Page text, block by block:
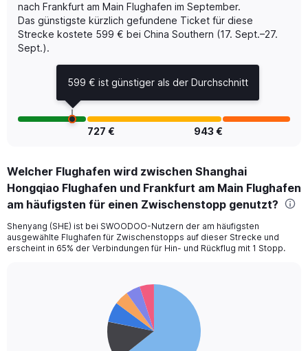
values.
Range:
0
to
1200.
nach Frankfurt am Main Flughafen im September.
Das günstigste kürzlich gefundene Ticket für diese
Strecke kostete 599 € bei China Southern (17. Sept.–27.
Sept.).
727 € 943 €
Welcher Flughafen wird zwischen Shanghai
Hongqiao Flughafen und Frankfurt am Main Flughafen
am häufigsten für einen Zwischenstopp genutzt?
Shenyang (SHE) ist bei SWOODOO-Nutzern der am häufigsten
ausgewählte Flughafen für Zwischenstopps auf dieser Strecke und
erscheint in 65% der Verbindungen für Hin- und Rückflug mit 1 Stopp.
599 € ist günstiger als der Durchschnitt